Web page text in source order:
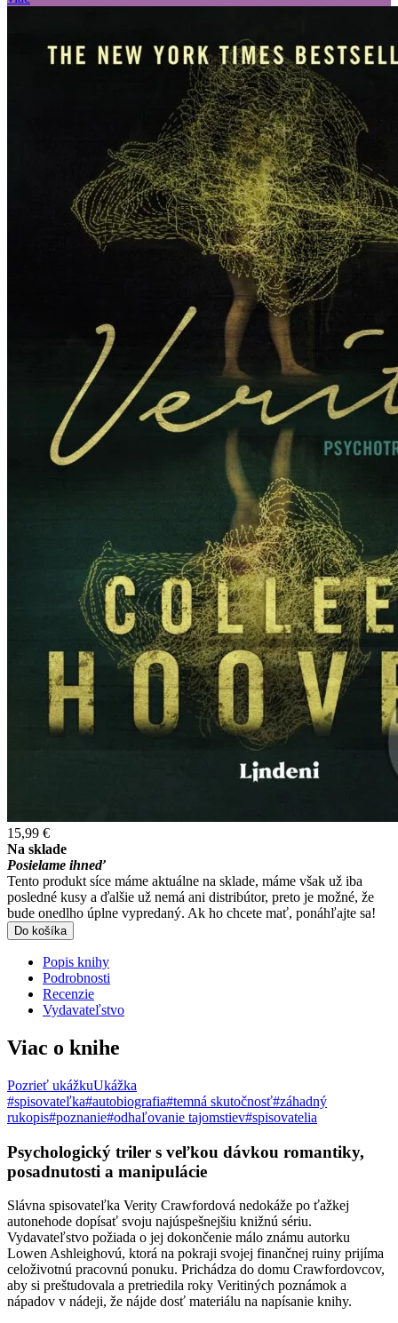
15,99 €
Na sklade
Posielame ihneď
Tento produkt síce máme aktuálne na sklade, máme však už iba
posledné kusy a ďalšie už nemá ani distribútor, preto je možné, že
bude onedlho úplne vypredaný. Ak ho chcete mať, ponáhľajte sa!
Do košíka
Popis knihy
Podrobnosti
Recenzie
Vydavateľstvo
Viac o knihe
Pozrieť ukážkuUkážka
#spisovateľka#autobiografia#temná skutočnosť#záhadný
rukopis#poznanie#odhaľovanie tajomstiev#spisovatelia
Psychologický triler s veľkou dávkou romantiky,
posadnutosti a manipulácie
Slávna spisovateľka Verity Crawfordová nedokáže po ťažkej
autonehode dopísať svoju najúspešnejšiu knižnú sériu.
Vydavateľstvo požiada o jej dokončenie málo známu autorku
Lowen Ashleighovú, ktorá na pokraji svojej finančnej ruiny prijíma
celoživotnú pracovnú ponuku. Prichádza do domu Crawfordovcov,
aby si preštudovala a pretriedila roky Veritiných poznámok a
nápadov v nádeji, že nájde dosť materiálu na napísanie knihy.